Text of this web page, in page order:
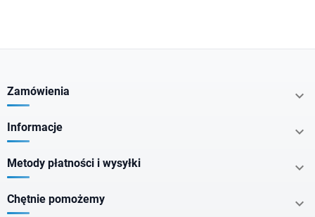
Zamówienia 
Informacje 
Metody płatności i wysyłki 
Chętnie pomożemy 